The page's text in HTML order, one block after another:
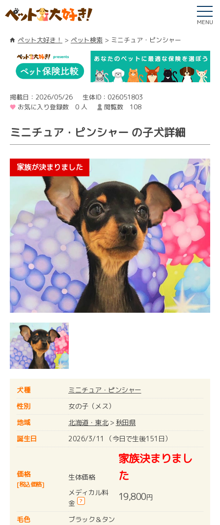
MENU
ペット大好き！ ペット検索 ミニチュア・ピンシャー
掲載日：2026/05/26
生体ID：026051803
お気に入り登録数 0 人
閲覧数 108
ミニチュア・ピンシャー の子犬詳細
犬種
ミニチュア・ピンシャー
性別
女の子（メス）
地域
北海道・東北> 秋田県
誕生日
2026/3/11 （今日で生後151日）
価格
[税込価格]
生体価格
家族決まりまし
た
メディカル料
金
? 19,800円
毛色
ブラック＆タン